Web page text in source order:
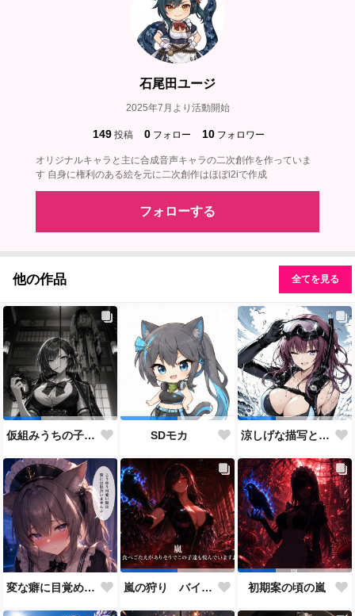
石尾田ユージ
2025年7月より活動開始
149 投稿 0 フォロー 10 フォロワー
オリジナルキャラと主に合成音声キャラの二次創作を作っていま
す 自身に権利のある絵を元に二次創作はほぼi2iで作成
フォローする
他の作品 全てを見る
仮組みうちの子28人目にしてずっと作りたかった仕事人ポジション。 SDモカ 涼しげな描写とはをコンセプトにしたダイバー花梨先輩
変な癖に目覚めそうになったメイドディーレ赤面バージョン 嵐の狩り バイカーコスチューム 初期案の頃の嵐